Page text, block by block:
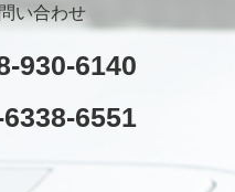
い合わせ
930-6140
6551